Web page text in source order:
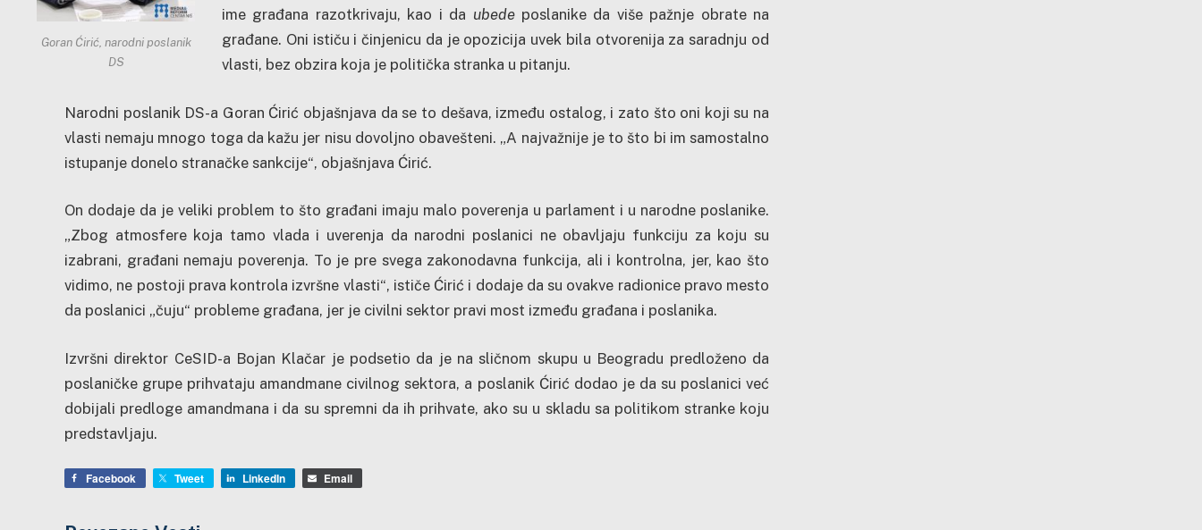
Goran Ćirić, narodni poslanik
DS
ime građana razotkrivaju, kao i da ubedeposlanike da više pažnje obrate na
građane. Oni ističu i činjenicu da je opozicija uvek bila otvorenija za saradnju od
vlasti, bez obzira koja je politička stranka u pitanju.
Narodni poslanik DS-a Goran Ćirić objašnjava da se to dešava, između ostalog, i zato što oni koji su na
vlasti nemaju mnogo toga da kažu jer nisu dovoljno obavešteni. „A najvažnije je to što bi im samostalno
istupanje donelo stranačke sankcije“, objašnjava Ćirić.
On dodaje da je veliki problem to što građani imaju malo poverenja u parlament i u narodne poslanike.
„Zbog atmosfere koja tamo vlada i uverenja da narodni poslanici ne obavljaju funkciju za koju su
izabrani, građani nemaju poverenja. To je pre svega zakonodavna funkcija, ali i kontrolna, jer, kao što
vidimo, ne postoji prava kontrola izvršne vlasti“, ističe Ćirić i dodaje da su ovakve radionice pravo mesto
da poslanici „čuju“ probleme građana, jer je civilni sektor pravi most između građana i poslanika.
Izvršni direktor CeSID-a Bojan Klačar je podsetio da je na sličnom skupu u Beogradu predloženo da
poslaničke grupe prihvataju amandmane civilnog sektora, a poslanik Ćirić dodao je da su poslanici već
dobijali predloge amandmana i da su spremni da ih prihvate, ako su u skladu sa politikom stranke koju
predstavljaju.
Facebook Tweet LinkedIn Email